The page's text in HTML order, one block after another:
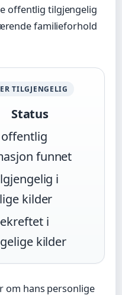
offentlig tilgjengelig
familieforhold
TILGJENGELIG
Status
funnet
i
kilder
i
kilder
om hans personlige